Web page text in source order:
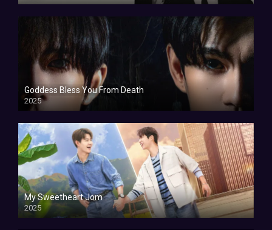
Goddess Bless You From Death
2025
My Sweetheart Jom
2025